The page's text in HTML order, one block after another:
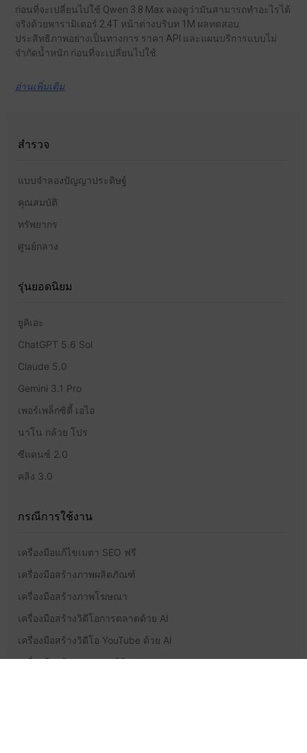
ก่อนที่จะเปลี่ยนไปใช้ Qwen 3.8 Max ลองดูว่ามันสามารถทำอะไรได้
จริงด้วยพารามิเตอร์ 2.4T หน้าต่างบริบท 1M ผลทดสอบ
ประสิทธิภาพอย่างเป็นทางการ ราคา API และแผนบริการแบบไม่
จำกัดน้ำหนัก ก่อนที่จะเปลี่ยนไปใช้.
อ่านเพิ่มเติม
สำรวจ
แบบจำลองปัญญาประดิษฐ์
คุณสมบัติ
ทรัพยากร
ศูนย์กลาง
รุ่นยอดนิยม
ยูคิเอะ
ChatGPT 5.6 Sol
Claude 5.0
Gemini 3.1 Pro
เพอร์เพล็กซิตี้ เอไอ
นาโน กล้วย โปร
ซีแดนซ์ 2.0
คลิง 3.0
กรณีการใช้งาน
เครื่องมือแก้ไขเมตา SEO ฟรี
เครื่องมือสร้างภาพผลิตภัณฑ์
เครื่องมือสร้างภาพโฆษณา
เครื่องมือสร้างวิดีโอการตลาดด้วย AI
เครื่องมือสร้างวิดีโอ YouTube ด้วย AI
เครื่องมือสร้างพอดแคสต์ด้วย AI